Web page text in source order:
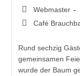
Webmaster
Café
Rund sechzig
gemeinsamen
wurde der Baum